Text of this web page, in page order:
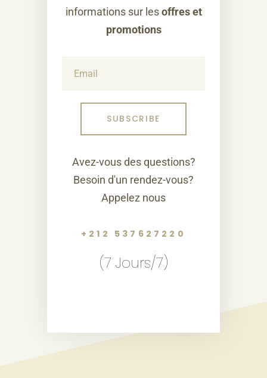
informations sur lesoffres et
promotions
Avez-vous des questions?
Besoin d'un rendez-vous?
Appelez nous
+212 537627220
(7 Jours/7)